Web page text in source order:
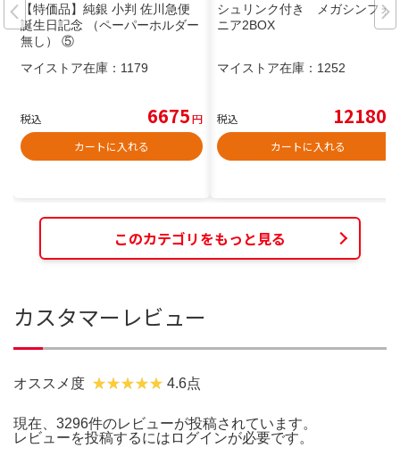
【特価品】純銀 小判 佐川急便
誕生日記念 （ペーパーホルダー
無し） ⑤
マイストア在庫： 1179
税込 6675円
カートに入れる
シュリンク付き メガシンフォ
ニア2BOX
マイストア在庫： 1252
税込 12180
カートに入れる
このカテゴリをもっと見る
カスタマーレビュー
オススメ度 4.6点
現在、3296件のレビューが投稿されています。
レビューを投稿するには ログインが必要です。